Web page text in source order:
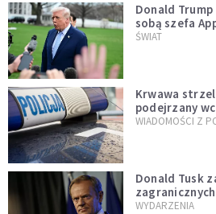
Donald Trump
sobą szefa
Muska
ŚWIAT
Krwawa
podejrzany
WIADOMOŚCI Z
Donald Tusk
WYDARZENIA